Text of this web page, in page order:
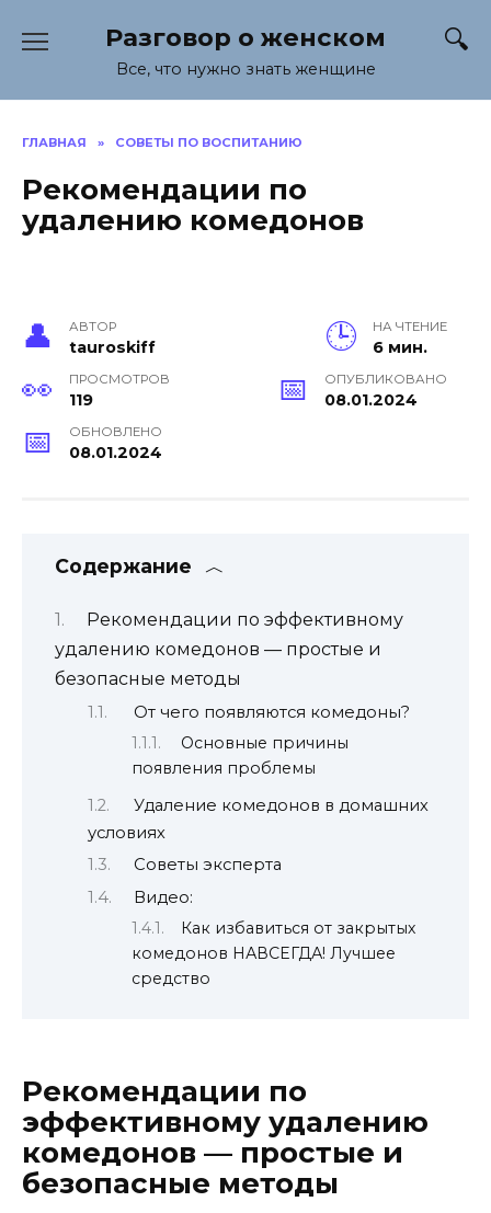
содержанию
Разговор о женском
Все, что нужно знать женщине
ГЛАВНАЯ » СОВЕТЫ ПО ВОСПИТАНИЮ
Рекомендации по
удалению комедонов
АВТОР
tauroskiff
НА ЧТЕНИЕ
6 мин.
ПРОСМОТРОВ
119
ОПУБЛИКОВАНО
08.01.2024
ОБНОВЛЕНО
08.01.2024
Содержание
Рекомендации по эффективному
удалению комедонов — простые и
безопасные методы
От чего появляются комедоны?
Основные причины
появления проблемы
Удаление комедонов в домашних
условиях
Советы эксперта
Видео:
Как избавиться от закрытых
комедонов НАВСЕГДА! Лучшее
средство
Рекомендации по
эффективному удалению
комедонов — простые и
безопасные методы